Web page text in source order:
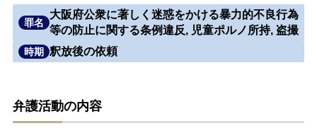
罪名
大阪府公衆に著しく迷惑をかける暴力的不良行為
等の防止に関する条例違反, 児童ポルノ所持, 盗撮
時期 釈放後の依頼
弁護活動の内容